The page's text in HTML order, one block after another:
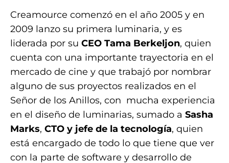
Creamource comenzó en el año 2005 y en
2009 lanzo su primera luminaria, y es
liderada por su CEO Tama Berkeljon, quien
cuenta con una importante trayectoria en el
mercado de cine y que trabajó por nombrar
alguno de sus proyectos realizados en el
Señor de los Anillos, con mucha experiencia
en el diseño de luminarias, sumado a Sasha
Marks, CTO y jefe de la tecnología, quien
está encargado de todo lo que tiene que ver
con la parte de software y desarrollo de